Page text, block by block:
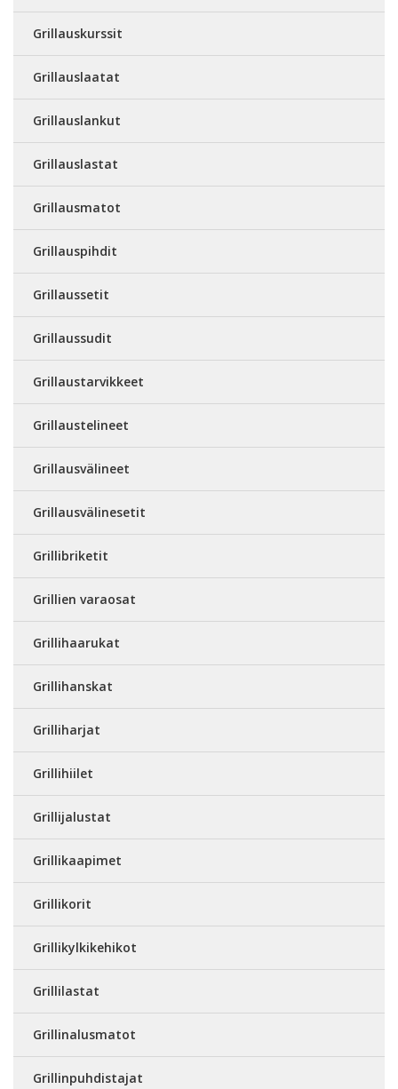
Grillauskurssit
Grillauslaatat
Grillauslankut
Grillauslastat
Grillausmatot
Grillauspihdit
Grillaussetit
Grillaussudit
Grillaustarvikkeet
Grillaustelineet
Grillausvälineet
Grillausvälinesetit
Grillibriketit
Grillien varaosat
Grillihaarukat
Grillihanskat
Grilliharjat
Grillihiilet
Grillijalustat
Grillikaapimet
Grillikorit
Grillikylkikehikot
Grillilastat
Grillinalusmatot
Grillinpuhdistajat